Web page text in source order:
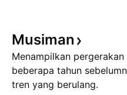
Musiman
Menampilkan
beberapa tahun
tren yang berulang.